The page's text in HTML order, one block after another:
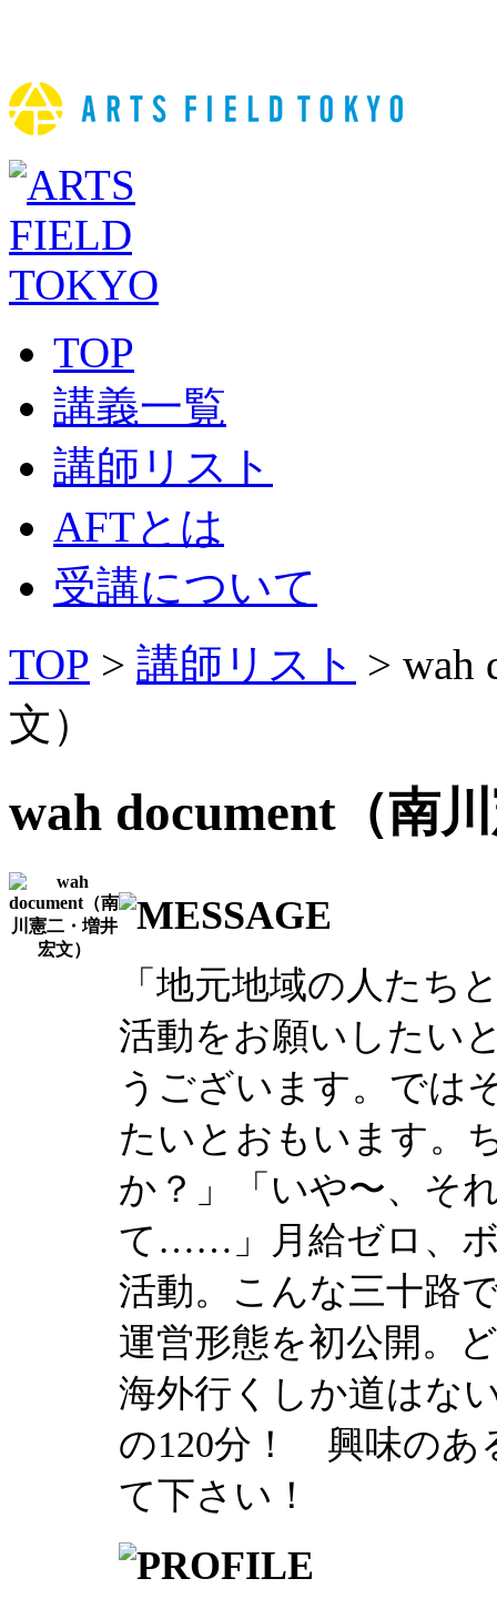
TOP
講義一覧
講師リスト
AFTとは
受講について
TOP > 講師リスト > wah
文）
wah document（南
「地元地域の人たち
活動をお願いしたい
うございます。では
たいとおもいます。
か？」「いや〜、そ
て……」月給ゼロ、ボ
活動。こんな三十路
運営形態を初公開
海外行くしか道はな
の120分！ 興味のあ
て下さい！